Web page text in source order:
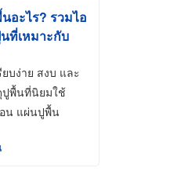
อะไร? รวมไอ
ที่เหมาะกับ
บง่าย สงบ และ
ปูพื้นที่นิยมใช้
น แผ่นปูพื้น